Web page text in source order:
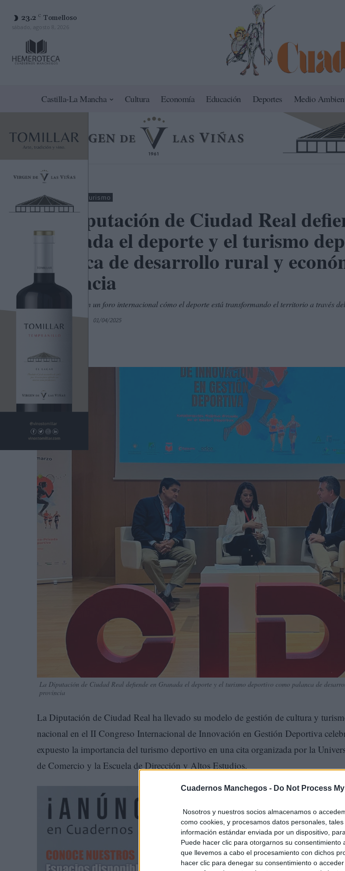
Cuadernos Manchegos - Do Not Process
Nosotros y nuestros socios almacenamos o
como cookies, y procesamos datos personales,
información estándar enviada por un dispositivo,
Puede hacer clic para otorgarnos su
que llevemos a cabo el procesamiento con dichos
hacer clic para denegar su consentimiento o
23.2 C Tomelloso
sábado, agosto 8, 2026
Castilla-La Mancha Cultura Economía Educación Deportes Medio
Ciudad Real Turismo
La Diputación de Ciudad Real
Granada el deporte y el turismo
palanca de desarrollo rural y
provincia
Pelayo expone en un foro internacional cómo el deporte está transformando el territorio a través
C. Manchegos 01/04/2025
La Diputación de Ciudad Real defiende en Granada el deporte y el turismo deportivo como palanca de
provincia
La Diputación de Ciudad Real ha llevado su modelo de gestión de cultura y
nacional en el II Congreso Internacional de Innovación en Gestión Deportiva
expuesto la importancia del turismo deportivo en una cita organizada por la
de Comercio y la Escuela de Dirección y Altos Estudios.